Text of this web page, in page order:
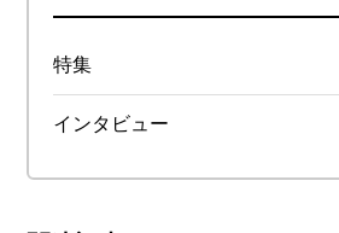
特集
インタビュー